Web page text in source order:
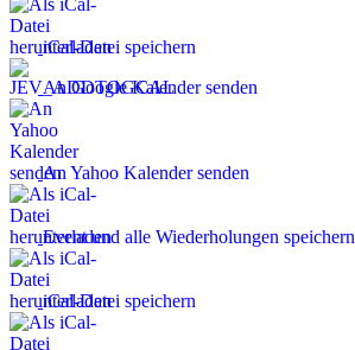
iCal-Datei speichern
An Google Kalender senden
An Yahoo Kalender senden
Event und alle Wiederholungen speichern
iCal-Datei speichern